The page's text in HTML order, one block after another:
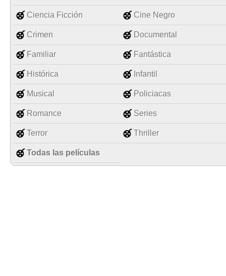
Ciencia Ficción Cine Negro
Crimen Documental
Familiar Fantástica
Histórica Infantil
Musical Policiacas
Romance Series
Terror Thriller
Todas las películas